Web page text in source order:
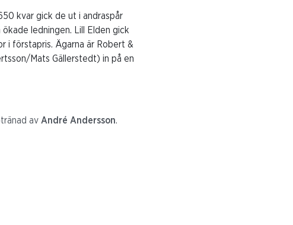
kvar gick de ut i andraspår
ledningen. Lill Elden gick
i förstapris. Ägarna är Robert &
Mats Gällerstedt) in på en
av André Andersson.